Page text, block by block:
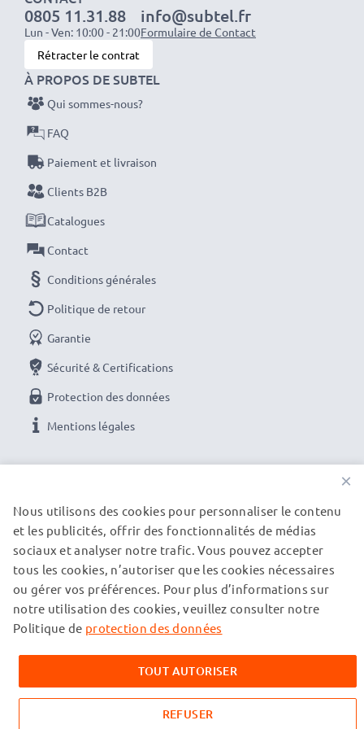
sur la qualité. Passez votre commande dès maintenant
!
0805 11.31.88
Lun - Ven: 10:00 - 21:00
info@subtel.fr
Formulaire de Contact
Rétracter le contrat
À PROPOS DE SUBTEL
Qui sommes-nous?
FAQ
Paiement et livraison
Clients B2B
Catalogues
Contact
Conditions générales
Politique de retour
Garantie
Sécurité & Certifications
Protection des données
Mentions légales
NOS PARTENAIRES DE LIVRAISON
© subtel.fr 2026
Tous les prix incluent la TVA et excluent les frais de port.
Veuillez noter que toutes les marques citées sont des
mentionnées sur nos pages web uniquement pour fournir des
informations sur nos produits.
×
Nous utilisons des cookies pour personnaliser le contenu
et les publicités, offrir des fonctionnalités de médias
sociaux et analyser notre trafic. Vous pouvez accepter
tous les cookies, n’autoriser que les cookies nécessaires
ou gérer vos préférences. Pour plus d’informations sur
notre utilisation des cookies, veuillez consulter notre
Politique de protection des données
TOUT AUTORISER
REFUSER